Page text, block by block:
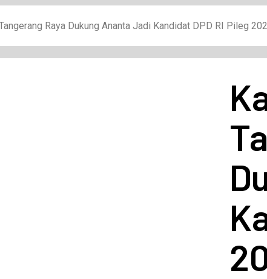
Raya Dukung Ananta Jadi Kandidat DPD RI Pileg